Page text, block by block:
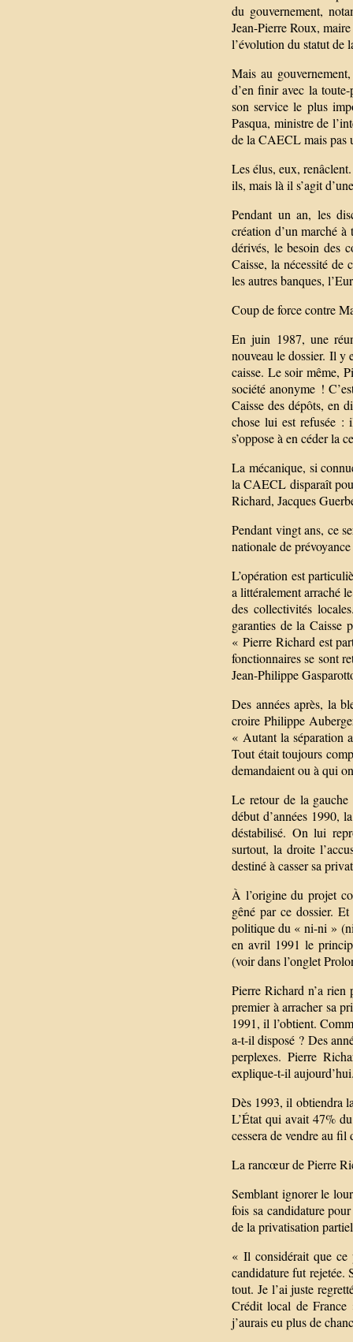
du gouvernement,
Jean-Pierre Roux,
l’évolution du statut de
Mais au
d’en finir avec la
son service le plus
Pasqua, ministre de
de la CAECL mais pas
Les élus, eux,
ils, mais là il s’agit
Pendant un an, les
création d’un marché
dérivés, le besoin des
Caisse, la nécessité de
les autres banques,
Coup de force contre
En juin 1987, une
nouveau le dossier. Il y
caisse. Le soir même,
société anonyme !
Caisse des dépôts, en
chose lui est refusée :
s’oppose à en céder la
La mécanique, si
la CAECL disparaît
Richard, Jacques
Pendant vingt ans, ce
nationale de
L’opération est
a littéralement arraché
des collectivités
garanties de la Caisse
« Pierre Richard est
fonctionnaires se sont
Jean-Philippe
Des années après, la
croire Philippe
« Autant la séparation
Tout était toujours
demandaient ou à qui
Le retour de la gauche
début d’années 1990,
déstabilisé. On lui
surtout, la droite
destiné à casser sa
À l’origine du projet
gêné par ce dossier.
politique du « ni-ni »
en avril 1991 le
(voir dans l’onglet
Pierre Richard n’a
premier à arracher sa
1991, il l’obtient.
a-t-il disposé ? Des
perplexes. Pierre
explique-t-il
Dès 1993, il obtiendra
L’État qui avait 47%
cessera de vendre au
La rancœur de Pierre
Semblant ignorer le
fois sa candidature
de la privatisation
« Il considérait que
candidature fut rejetée.
tout. Je l’ai juste
Crédit local de France
j’aurais eu plus de